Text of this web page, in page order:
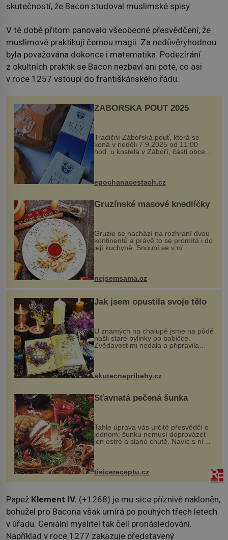
skutečností, že Bacon studoval muslimské spisy.
V té době přitom panovalo všeobecné přesvědčení, že
muslimové praktikují černou magii. Za nedůvěryhodnou
byla považována dokonce i matematika. Podezírání
z okultních praktik se Bacon nezbaví ani poté, co asi
v roce 1257 vstoupí do františkánského řádu.
ZÁBOŘSKÁ POUŤ 2025
Tradiční Zábořská pouť, která se
koná v neděli 7.9.2025 od 11:00
hod. u kostela v Záboří, části obce
Kly u Mělníka. V programu naleznete
komentovanou prohlídku kostela,
epochanacestach.cz
Gruzínské masové knedlíčky
Gruzie se nachází na rozhraní dvou
kontinentů a právě to se promítá i do
její kuchyně. Snoubí se v ní
evropské a asijské chutě a díky tomu
pokrmy, které rozhodně st...
nejsemsama.cz
Jak jsem opustila svoje tělo
U známých na chalupě jsme na půdě
našli staré bylinky po babičce.
Zvědavost mi nedala a připravila
jsem si z nich lektvar… Zimní pobyt
na chalupě se pro mě vlastní vinou
změnil v děsivý zážitek, na kt...
skutecnepribehy.cz
Šťavnatá pečená šunka
Tahle úprava vás určitě přesvědčí o
jednom: šunku nemusí doprovázet
jen ostré a slané chutě. Navíc s ní
nakrmíte poměrně hodně hladových
krků. Ingredience sádlo 3 kg šunky
vcelku 3 stroužky česneku hl...
tisicereceptu.cz
Papež Klement IV. (+1268) je mu sice příznivě nakloněn,
bohužel pro Bacona však umírá po pouhých třech letech
v úřadu. Geniální myslitel tak čelí pronásledování.
Například v roce 1277 zakazuje představený